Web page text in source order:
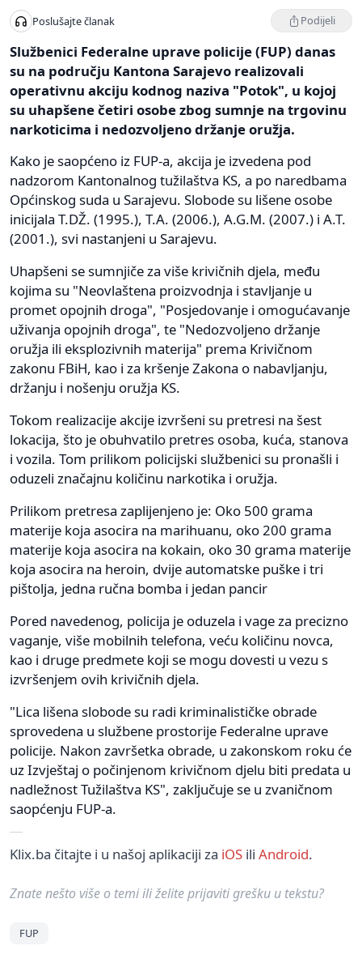
Poslušajte članak Podijeli
Službenici Federalne uprave policije (FUP) danas
su na području Kantona Sarajevo realizovali
operativnu akciju kodnog naziva "Potok", u kojoj
su uhapšene četiri osobe zbog sumnje na trgovinu
narkoticima i nedozvoljeno držanje oružja.
Kako je saopćeno iz FUP-a, akcija je izvedena pod
nadzorom Kantonalnog tužilaštva KS, a po naredbama
Općinskog suda u Sarajevu. Slobode su lišene osobe
inicijala T.DŽ. (1995.), T.A. (2006.), A.G.M. (2007.) i A.T.
(2001.), svi nastanjeni u Sarajevu.
Uhapšeni se sumnjiče za više krivičnih djela, među
kojima su "Neovlaštena proizvodnja i stavljanje u
promet opojnih droga", "Posjedovanje i omogućavanje
uživanja opojnih droga", te "Nedozvoljeno držanje
oružja ili eksplozivnih materija" prema Krivičnom
zakonu FBiH, kao i za kršenje Zakona o nabavljanju,
držanju i nošenju oružja KS.
Tokom realizacije akcije izvršeni su pretresi na šest
lokacija, što je obuhvatilo pretres osoba, kuća, stanova
i vozila. Tom prilikom policijski službenici su pronašli i
oduzeli značajnu količinu narkotika i oružja.
Prilikom pretresa zaplijenjeno je: Oko 500 grama
materije koja asocira na marihuanu, oko 200 grama
materije koja asocira na kokain, oko 30 grama materije
koja asocira na heroin, dvije automatske puške i tri
pištolja, jedna ručna bomba i jedan pancir
Pored navedenog, policija je oduzela i vage za precizno
vaganje, više mobilnih telefona, veću količinu novca,
kao i druge predmete koji se mogu dovesti u vezu s
izvršenjem ovih krivičnih djela.
"Lica lišena slobode su radi kriminalističke obrade
sprovedena u službene prostorije Federalne uprave
policije. Nakon završetka obrade, u zakonskom roku će
uz Izvještaj o počinjenom krivičnom djelu biti predata u
nadležnost Tužilaštva KS", zaključuje se u zvaničnom
saopćenju FUP-a.
Klix.ba čitajte i u našoj aplikaciji za iOS ili Android.
Znate nešto više o temi ili želite prijaviti grešku u tekstu?
FUP